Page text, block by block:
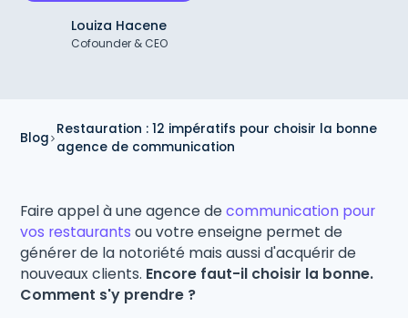
Louiza Hacene
Cofounder & CEO
Blog
Restauration : 12 impératifs pour choisir la bonne
agence de communication
Faire appel à une agence decommunication pour
vos restaurants ou votre enseigne permet de
générer de la notoriété mais aussi d'acquérir de
nouveaux clients. Encore faut-il choisir la bonne.
Comment s'y prendre ?